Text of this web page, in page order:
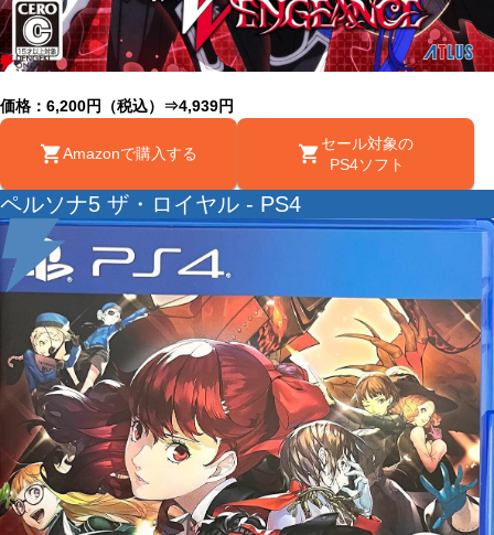
価格：6,200円（税込）⇒4,939円
Amazonで購入する
セール対象の
PS4ソフト
ペルソナ5 ザ・ロイヤル - PS4